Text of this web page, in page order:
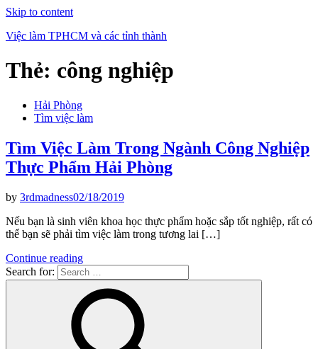
Skip to content
Việc làm TPHCM và các tỉnh thành
Thẻ: công nghiệp
Hải Phòng
Tìm việc làm
Tìm Việc Làm Trong Ngành Công Nghiệp
Thực Phẩm Hải Phòng
by 3rdmadness02/18/2019
Nếu bạn là sinh viên khoa học thực phẩm hoặc sắp tốt nghiệp, rất có
thể bạn sẽ phải tìm việc làm trong tương lai […]
Continue reading
Search for: